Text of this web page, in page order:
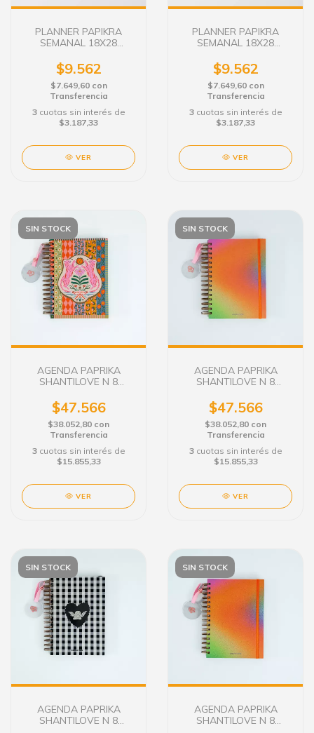
PLANNER PAPIKRA
SEMANAL 18X28
$9.562
$7.649,60 con
Transferencia
3 cuotas sin interés de
$3.187,33
VER
PLANNER PAPIKRA
SEMANAL 18X28
$9.562
$7.649,60 con
Transferencia
3 cuotas sin interés de
$3.187,33
VER
SIN STOCK
AGENDA PAPRIKA
SHANTILOVE N 8
CREATIVIDAD
$47.566
$38.052,80 con
Transferencia
3 cuotas sin interés de
$15.855,33
VER
SIN STOCK
AGENDA PAPRIKA
SHANTILOVE N 8
AURA
$47.566
$38.052,80 con
Transferencia
3 cuotas sin interés de
$15.855,33
VER
SIN STOCK
AGENDA PAPRIKA
SHANTILOVE N 8
SIN STOCK
AGENDA PAPRIKA
SHANTILOVE N 8